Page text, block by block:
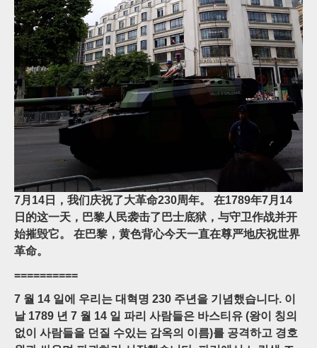
7月14日，我们庆祝了大革命230周年。 在1789年7月14
日的这一天，巴黎人民袭击了巴士底狱，与守卫作战并开
始摧毁它。 在巴黎，黄色背心今天一直在尊严地庆祝世界
革命。
==========
7 월 14 일에 우리는 대혁명 230 주년을 기념했습니다. 이
날 1789 년 7 월 14 일 파리 사람들은 바스티유 (왕이 칭의
없이 사람들을 던질 수있는 감옥의 이름)를 공격하고 경호